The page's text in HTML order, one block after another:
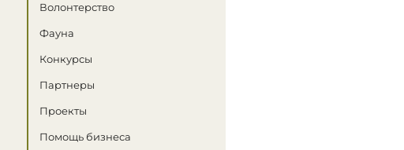
Волонтерство
Фауна
Конкурсы
Партнеры
Проекты
Помощь бизнеса